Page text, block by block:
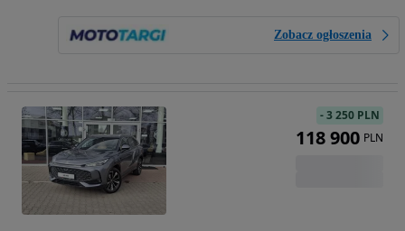
Zobacz ogłoszenia
-3 250 PLN
118 900 PLN